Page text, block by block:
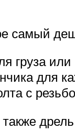
самый
груза
для
с
также